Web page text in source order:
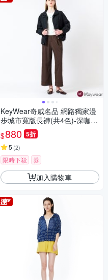
KeyWear奇威名品 網路獨家漫
步城市寬版長褲(共4色)-深咖啡
色
$880 5折
5 (2)
限時下殺 券
加入購物車